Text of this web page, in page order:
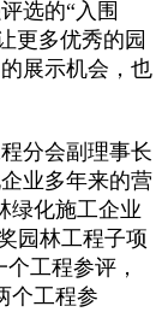
选的“入围
更多优秀的园
展示机会，也
分会副理事长
业多年来的营
绿化施工企业
园林工程子项
工程参评，
个工程参